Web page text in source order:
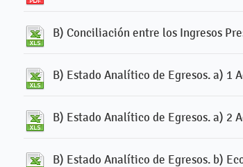
B) Conciliación entre los Ingresos
B) Estado Analítico de Egresos. a) 1
B) Estado Analítico de Egresos. a) 2
B) Estado Analítico de Egresos. b)